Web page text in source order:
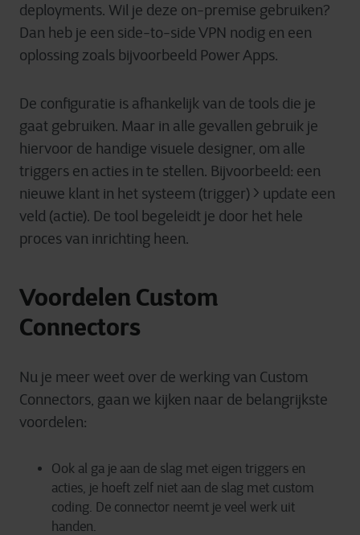
deployments. Wil je deze on-premise gebruiken?
Dan heb je een side-to-side VPN nodig en een
oplossing zoals bijvoorbeeld Power Apps.
De configuratie is afhankelijk van de tools die je
gaat gebruiken. Maar in alle gevallen gebruik je
hiervoor de handige visuele designer, om alle
triggers en acties in te stellen. Bijvoorbeeld: een
nieuwe klant in het systeem (trigger) > update een
veld (actie). De tool begeleidt je door het hele
proces van inrichting heen.
Voordelen Custom
Connectors
Nu je meer weet over de werking van Custom
Connectors, gaan we kijken naar de belangrijkste
voordelen:
Ook al ga je aan de slag met eigen triggers en
acties, je hoeft zelf niet aan de slag met custom
coding. De connector neemt je veel werk uit
handen.